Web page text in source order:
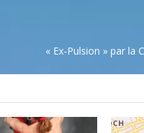
« Ex-Pulsion » par la